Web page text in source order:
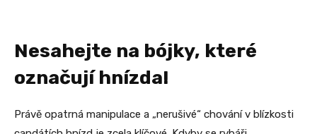
Nesahejte na bójky, které
označují hnízda!
Právě opatrná manipulace a „nerušivé“ chování v blízkosti